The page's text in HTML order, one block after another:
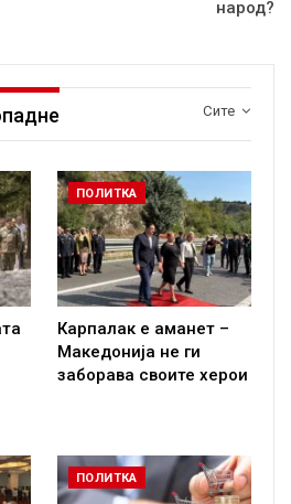
народ?
Сите
ПОЛИТКА
Карпалак е аманет –
Македонија не ги
заборава своите херои
ПОЛИТКА